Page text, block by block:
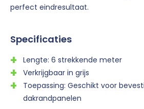
perfect eindresultaat.
Specificaties
Lengte: 6 strekkende meter
Verkrijgbaar in grijs
Toepassing: Geschikt voor
dakrandpanelen